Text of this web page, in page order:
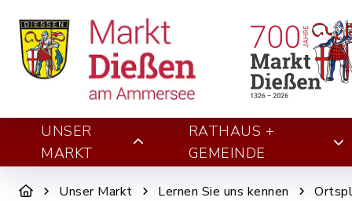
UNSER
MARKT
RATHAUS +
GEMEINDE
Unser Markt Lernen Sie uns kennen